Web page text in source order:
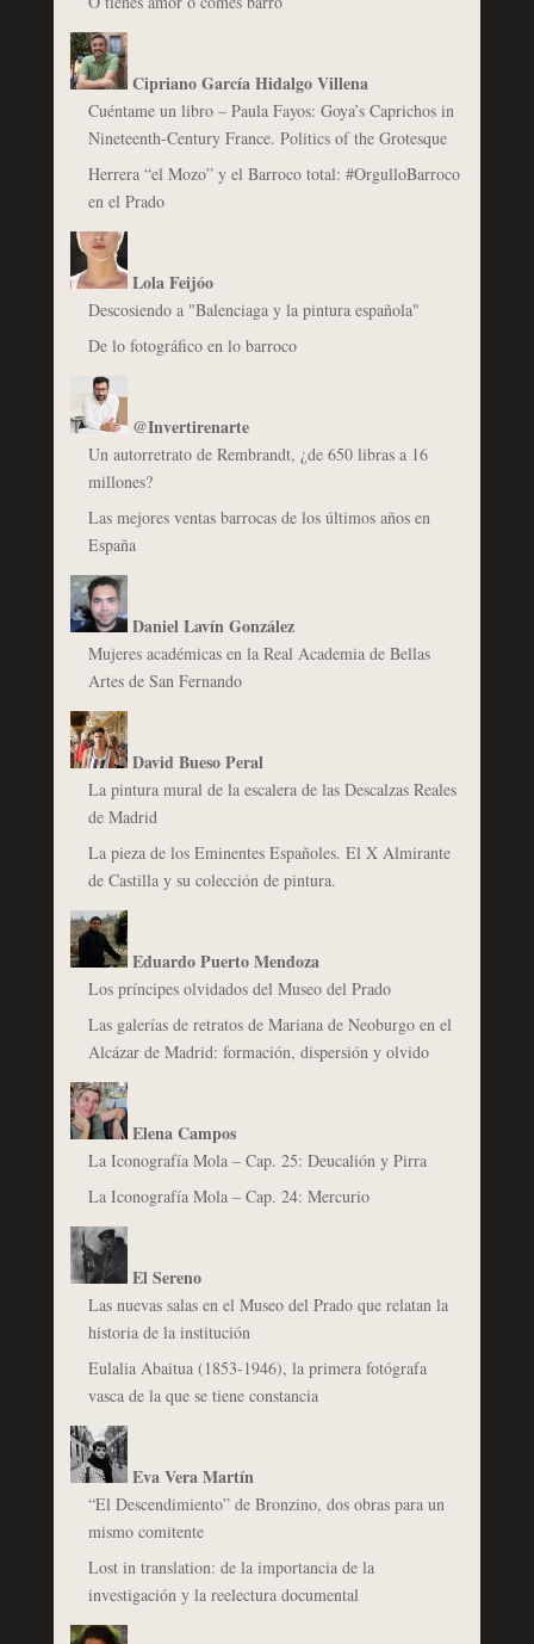
Cipriano García Hidalgo Villena
Cuéntame un libro – Paula Fayos: Goya’s Caprichos in
Nineteenth-Century France. Politics of the Grotesque
Herrera “el Mozo” y el Barroco total: #OrgulloBarroco
en el Prado
Lola Feijóo
Descosiendo a "Balenciaga y la pintura española"
De lo fotográfico en lo barroco
@Invertirenarte
Un autorretrato de Rembrandt, ¿de 650 libras a 16
millones?
Las mejores ventas barrocas de los últimos años en
España
Daniel Lavín González
Mujeres académicas en la Real Academia de Bellas
Artes de San Fernando
David Bueso Peral
La pintura mural de la escalera de las Descalzas Reales
de Madrid
La pieza de los Eminentes Españoles. El X Almirante
de Castilla y su colección de pintura.
Eduardo Puerto Mendoza
Los príncipes olvidados del Museo del Prado
Las galerías de retratos de Mariana de Neoburgo en el
Alcázar de Madrid: formación, dispersión y olvido
Elena Campos
La Iconografía Mola – Cap. 25: Deucalión y Pirra
La Iconografía Mola – Cap. 24: Mercurio
El Sereno
Las nuevas salas en el Museo del Prado que relatan la
historia de la institución
Eulalia Abaitua (1853-1946), la primera fotógrafa
vasca de la que se tiene constancia
Eva Vera Martín
“El Descendimiento” de Bronzino, dos obras para un
mismo comitente
Lost in translation: de la importancia de la
investigación y la reelectura documental